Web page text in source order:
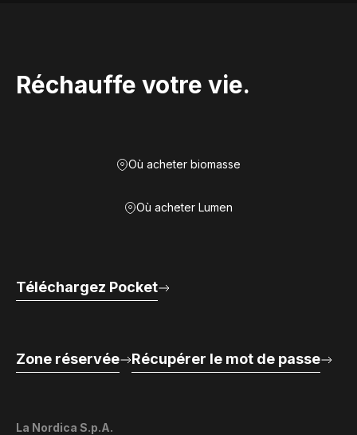
Réchauffe votre vie.
Où acheter biomasse
Où acheter Lumen
La Nordica S.p.A.
Téléchargez Pocket
Zone réservée Récupérer le mot de passe